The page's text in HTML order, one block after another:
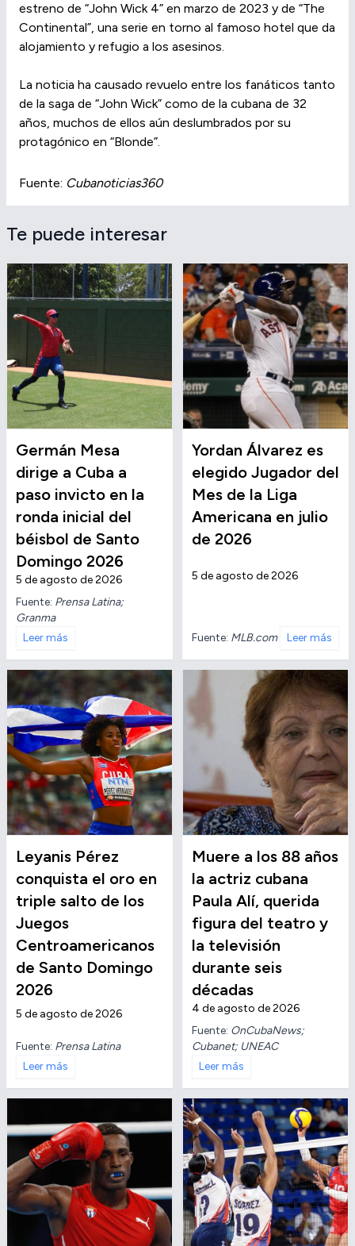
estreno de “John Wick 4” en marzo de 2023 y de “The
Continental”, una serie en torno al famoso hotel que da
alojamiento y refugio a los asesinos.
La noticia ha causado revuelo entre los fanáticos tanto
de la saga de “John Wick” como de la cubana de 32
años, muchos de ellos aún deslumbrados por su
protagónico en “Blonde”.
Fuente: Cubanoticias360
Te puede interesar
Germán Mesa
dirige a Cuba a
paso invicto en la
ronda inicial del
béisbol de Santo
Domingo 2026
5 de agosto de 2026
Fuente: Prensa Latina;
Granma
Leer más
Yordan Álvarez es
elegido Jugador del
Mes de la Liga
Americana en julio
de 2026
5 de agosto de 2026
Fuente: MLB.com Leer más
Leyanis Pérez
conquista el oro en
triple salto de los
Juegos
Centroamericanos
de Santo Domingo
2026
5 de agosto de 2026
Fuente: Prensa Latina
Leer más
Muere a los 88 años
la actriz cubana
Paula Alí, querida
figura del teatro y
la televisión
durante seis
décadas
4 de agosto de 2026
Fuente: OnCubaNews;
Cubanet; UNEAC
Leer más